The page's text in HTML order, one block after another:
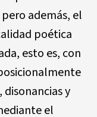
además, el
poética
esto es, con
disonancias y
el